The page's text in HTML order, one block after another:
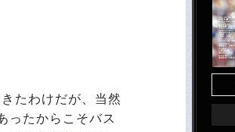
たわけだが、当然
ったからこそバス